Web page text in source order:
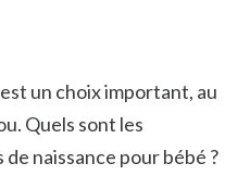
un choix important, au
Quels sont les
naissance pour bébé ?